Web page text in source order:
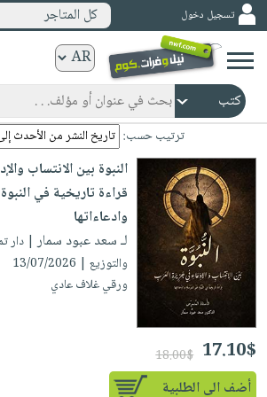
ورقية
المواضيع
صدر
حديثاً
الأكثر
مبيعاً
جوائز
شحن
مخفض
عروض
صفحات
مشوقة
الكترونية
الصفحة
الرئيسية
صدر
حديثاً
الأكثر
كتب
مجانية
كتب
صوتية
الصفحة
الرئيسية
masmu3
بلا
حدود
وناشئة
الصفحةوسائل
تسجيل دخول كل المتاجر
ترتيب حسب:
النبوة بين الانتساب
قراءة تاريخية في
وادعاءاتها
لـ سعد عبود سمار| دار
والتوزيع | 13/07/2026
ورقي غلاف عادي
17.10$
18.00$
أضف الى الطلبية